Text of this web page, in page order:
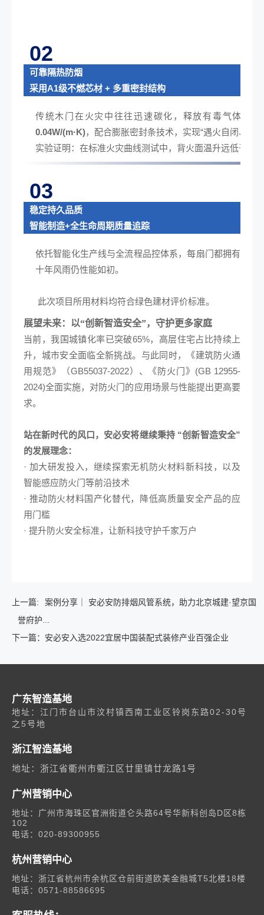
02
可靠隔热防烟
采用A1级不燃芯材 + 多重密封结构
传统木门在火灾中往往迅速碳化，释放有毒气体；
0.04W/(m·K)，配合膨胀密封条技术，实现“遇火自闭、自
实验证明：在标准火灾曲线测试中，背火面温升远低于限
03
稳定持久品质
智能制造+全生命周期质量追踪
依托智能化生产线与全流程品控体系，每扇门都拥有唯一
十年风雨仍性能如初。
此次项目所用材料均符合绿色建材评价标准。
展望未来： 以“创新智造安全”，守护更多家庭
当前，我国城镇化率已突破65%，高层住宅占比持续上
升，城市安全面临全新挑战。与此同时，《建筑防火通
用规范》（GB55037-2022）、《防火门》(GB 12955-
2024)全面实施，对防火门的应用场景与性能提出更高要
求。
站在新时代的风口，安必安将继续秉持 “创新智造安全”
的发展理念：
· 加大研发投入，继续探索无机防火材料新科技，以及
智能感应防火门等前沿技术
· 推动防火材料国产化替代，降低高质量安全产品的应
用门槛
· 提升防火安全标准，让新科技守护千家万户
上一篇:
案例分享｜ 安必安防排烟风管系统，助力北京城建·望京国
誉府护...
下一篇： 安必安入选2022宜居中国装配式装修产业百强企业
广东智造基地
地址：江门市台山市汶村镇西南工业区铃岗东路02-30号
之5号地
浙江智造基地
地址：浙江省衢州市衢江区廿里镇廿龙路1号
广州营销中心
地址：广州市海珠区官洲街道仑头路64号华新科创岛D区8栋
102
电话：020-89300955
杭州营销中心
地址：浙江省杭州市余杭区仓前街道欧美金融城T5北楼18楼
电话：0571-88586695